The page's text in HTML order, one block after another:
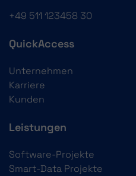
+49 511 123458 30
QuickAccess
Unternehmen
Karriere
Kunden
Leistungen
Software-Projekte
Smart-Data Projekte